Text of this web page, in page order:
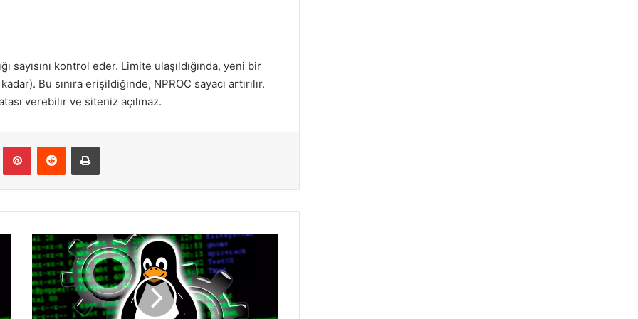
sayısını kontrol eder. Limite ulaşıldığında, yeni bir
Bu sınıra erişildiğinde, NPROC sayacı artırılır.
verebilir ve siteniz açılmaz.
PinterestReddit Yazdır
Linux
CentOS
VSFTPD
Kurulumu